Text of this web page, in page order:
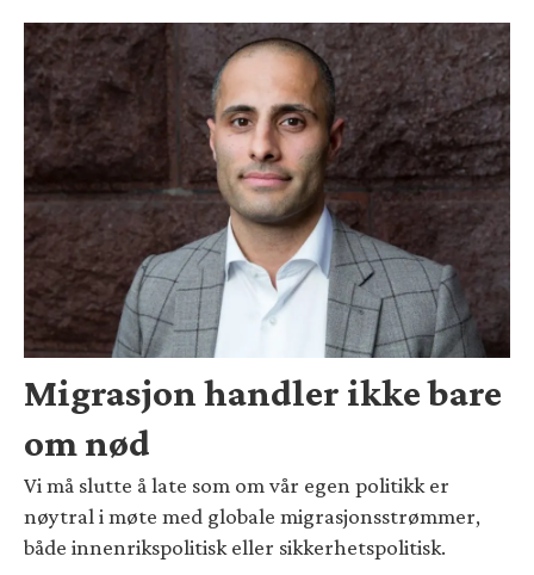
Migrasjon handler ikke bare
om nød
Vi må slutte å late som om vår egen politikk er
nøytral i møte med globale migrasjonsstrømmer,
både innenrikspolitisk eller sikkerhetspolitisk.